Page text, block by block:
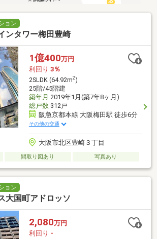
ョン
ンタワー梅田豊崎
1億400万円
利回り 3％
2SLDK (64.92m2)
25階/45階建
築年月 2019年1月(築7年8ヶ月)
総戸数312戸
阪急京都本線 大阪梅田駅 徒歩6分
その他の交通
大阪市北区豊崎３丁目
間取り図あり 写真あり
ョン
大国町アドロッソ
2,080万円
利回り -